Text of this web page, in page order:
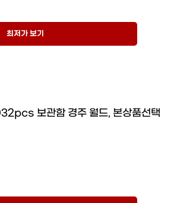
최저가 보기
보관함 경주 월드, 본상품선택